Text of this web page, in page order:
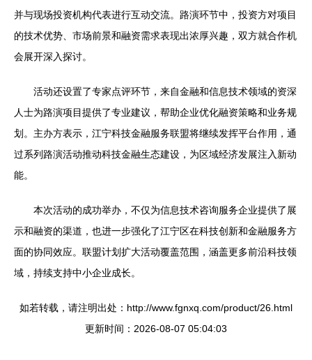
并与现场投资机构代表进行互动交流。路演环节中，投资方对项目
的技术优势、市场前景和融资需求表现出浓厚兴趣，双方就合作机
会展开深入探讨。
活动还设置了专家点评环节，来自金融和信息技术领域的资深
人士为路演项目提供了专业建议，帮助企业优化融资策略和业务规
划。主办方表示，江宁科技金融服务联盟将继续发挥平台作用，通
过系列路演活动推动科技金融生态建设，为区域经济发展注入新动
能。
本次活动的成功举办，不仅为信息技术咨询服务企业提供了展
示和融资的渠道，也进一步强化了江宁区在科技创新和金融服务方
面的协同效应。联盟计划扩大活动覆盖范围，涵盖更多前沿科技领
域，持续支持中小企业成长。
如若转载，请注明出处：http://www.fgnxq.com/product/26.html
更新时间：2026-08-07 05:04:03